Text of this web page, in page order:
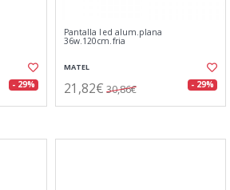
- 29%
Pantalla led alum.plana
36w.120cm.fria
MATEL
21,82€ 30,86€ - 29%